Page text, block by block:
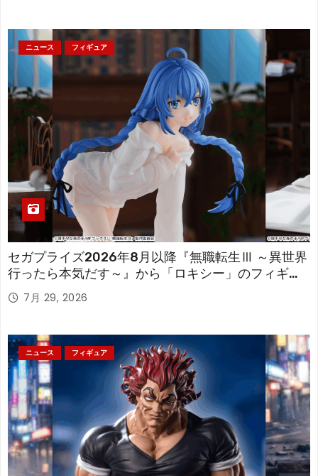
ニュース フィギュア
セガプライズ2026年8月以降『無職転生Ⅲ ～異世界
行ったら本気だす～』から「ロキシー」のフィギュ
アが登場！
7月 29, 2026
ニュース フィギュア